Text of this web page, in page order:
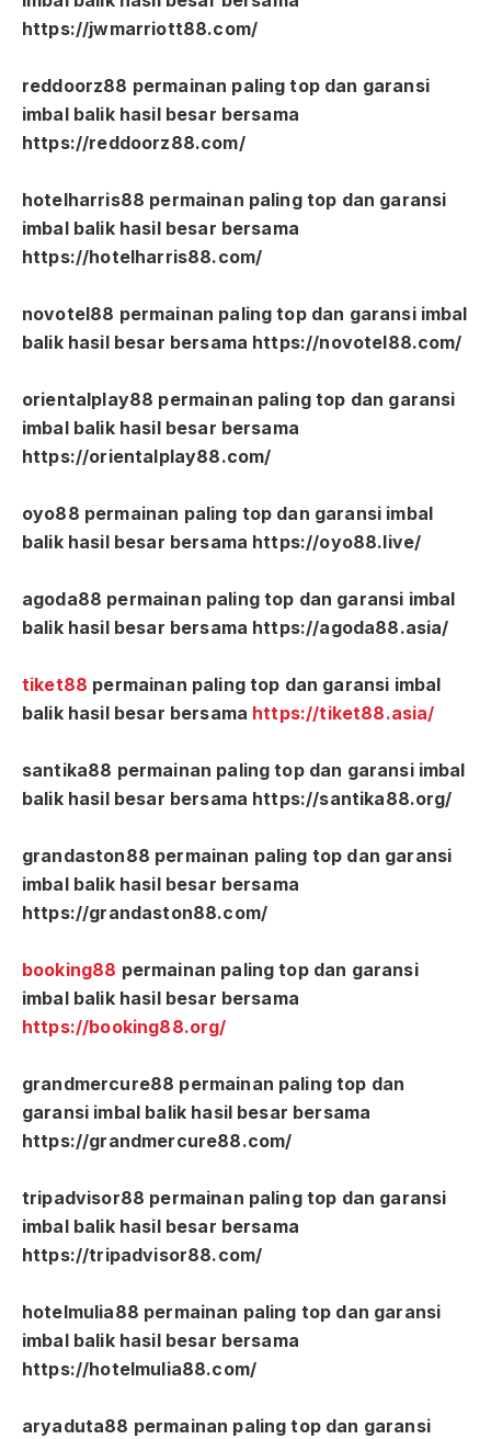
https://jwmarriott88.com/
reddoorz88 permainan paling top dan garansi
imbal balik hasil besar bersama
https://reddoorz88.com/
hotelharris88 permainan paling top dan garansi
imbal balik hasil besar bersama
https://hotelharris88.com/
novotel88 permainan paling top dan garansi imbal
balik hasil besar bersama https://novotel88.com/
orientalplay88 permainan paling top dan garansi
imbal balik hasil besar bersama
https://orientalplay88.com/
oyo88 permainan paling top dan garansi imbal
balik hasil besar bersama https://oyo88.live/
agoda88 permainan paling top dan garansi imbal
balik hasil besar bersama https://agoda88.asia/
tiket88 permainan paling top dan garansi imbal
balik hasil besar bersama https://tiket88.asia/
santika88 permainan paling top dan garansi imbal
balik hasil besar bersama https://santika88.org/
grandaston88 permainan paling top dan garansi
imbal balik hasil besar bersama
https://grandaston88.com/
booking88 permainan paling top dan garansi
imbal balik hasil besar bersama
https://booking88.org/
grandmercure88 permainan paling top dan
garansi imbal balik hasil besar bersama
https://grandmercure88.com/
tripadvisor88 permainan paling top dan garansi
imbal balik hasil besar bersama
https://tripadvisor88.com/
hotelmulia88 permainan paling top dan garansi
imbal balik hasil besar bersama
https://hotelmulia88.com/
aryaduta88 permainan paling top dan garansi